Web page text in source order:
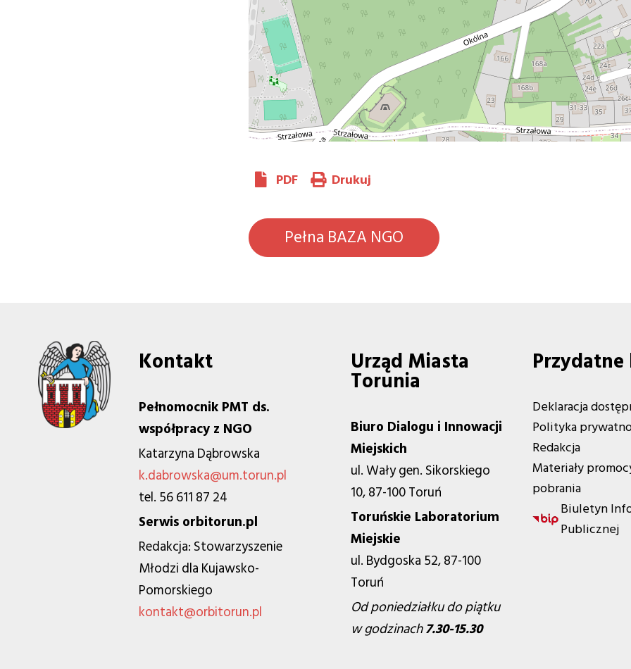
PDF Drukuj
Pełna BAZA NGO
Kontakt
Pełnomocnik PMT ds.
współpracy z NGO
Katarzyna Dąbrowska
k.dabrowska@um.torun.pl
tel. 56 611 87 24
Serwis orbitorun.pl
Redakcja: Stowarzyszenie
Młodzi dla Kujawsko-
Pomorskiego
kontakt@orbitorun.pl
Urząd Miasta
Torunia
Biuro Dialogu i Innowacji
Miejskich
ul. Wały gen. Sikorskiego
10, 87-100 Toruń
Toruńskie Laboratorium
Miejskie
ul. Bydgoska 52, 87-100
Toruń
Od poniedziałku do piątku
w godzinach7.30-15.30
Deklaracja
Polityka
Redakcja
Materiały
pobrania
Biuletyn
Publicznej